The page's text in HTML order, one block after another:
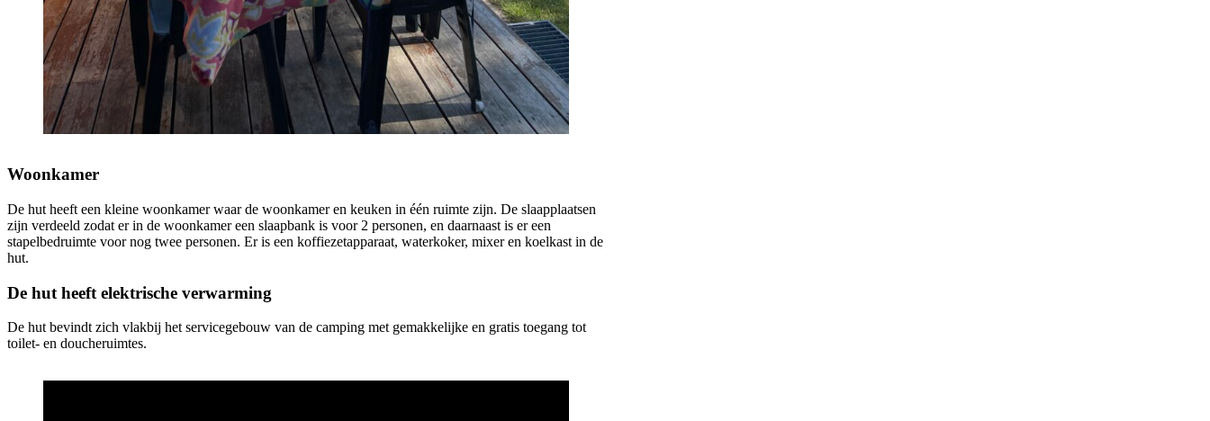
Woonkamer
De hut heeft een kleine woonkamer waar de woonkamer en keuken in één ruimte zijn. De slaapplaatsen
zijn verdeeld zodat er in de woonkamer een slaapbank is voor 2 personen, en daarnaast is er een
stapelbedruimte voor nog twee personen. Er is een koffiezetapparaat, waterkoker, mixer en koelkast in de
hut.
De hut heeft elektrische verwarming
De hut bevindt zich vlakbij het servicegebouw van de camping met gemakkelijke en gratis toegang tot
toilet- en doucheruimtes.